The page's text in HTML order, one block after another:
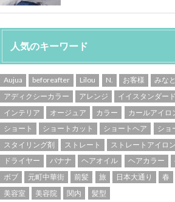
人気のキーワード
Aujua beforeafter Lilou N. お客様 みな
アディクシーカラー
アレンジ イイスタンダード
インテリア
オージュア カラー カールアイロ
ショート
ショートカット ショートヘア ショ
スタイリング剤
ストレート ストレートアイロン
ドライヤー
バナナ ヘアオイル ヘアカラー
ボブ
元町中華街 前髪 旅 日本大通り 春
美容室
美容院 関内 髪型